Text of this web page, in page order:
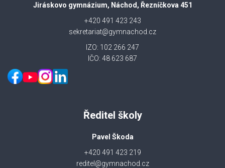
Jiráskovo gymnázium, Náchod, Řezníčkova 451
+420 491 423 243
sekretariat@gymnachod.cz
IZO: 102 266 247
IČO: 48 623 687
Ředitel školy
Pavel Škoda
+420 491 423 219
reditel@gymnachod.cz